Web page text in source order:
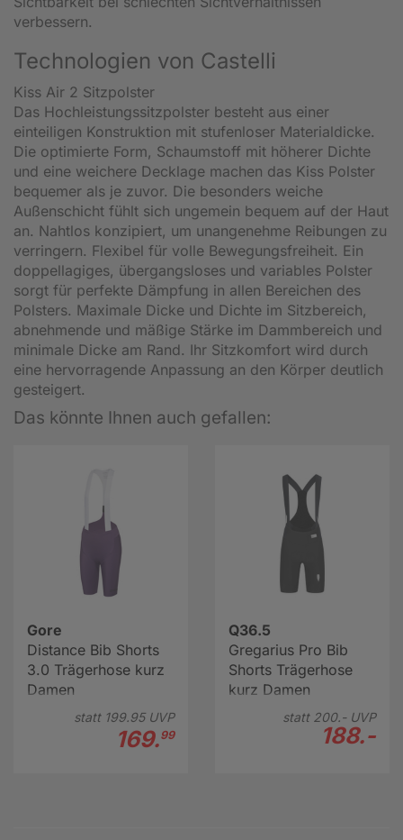
verbessern.
Technologien von Castelli
Kiss Air 2 Sitzpolster
Das Hochleistungssitzpolster besteht aus einer
einteiligen Konstruktion mit stufenloser Materialdicke.
Die optimierte Form, Schaumstoff mit höherer Dichte
und eine weichere Decklage machen das Kiss Polster
bequemer als je zuvor. Die besonders weiche
Außenschicht fühlt sich ungemein bequem auf der Haut
an. Nahtlos konzipiert, um unangenehme Reibungen zu
verringern. Flexibel für volle Bewegungsfreiheit. Ein
doppellagiges, übergangsloses und variables Polster
sorgt für perfekte Dämpfung in allen Bereichen des
Polsters. Maximale Dicke und Dichte im Sitzbereich,
abnehmende und mäßige Stärke im Dammbereich und
minimale Dicke am Rand. Ihr Sitzkomfort wird durch
eine hervorragende Anpassung an den Körper deutlich
gesteigert.
Das könnte Ihnen auch gefallen:
Gore
Distance Bib Shorts
3.0 Trägerhose kurz
Damen
statt 199.95UVP
169.99
Q36.5
Gregarius Pro Bib
Shorts Trägerhose
kurz Damen
statt 200.-UVP
188.-